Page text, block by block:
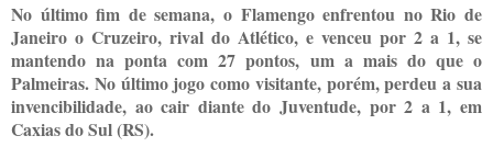
No último fim de semana, o Flamengo enfrentou no Rio de
Janeiro o Cruzeiro, rival do Atlético, e venceu por 2 a 1, se
mantendo na ponta com 27 pontos, um a mais do que o
Palmeiras. No último jogo como visitante, porém, perdeu a sua
invencibilidade, ao cair diante do Juventude, por 2 a 1, em
Caxias do Sul (RS).